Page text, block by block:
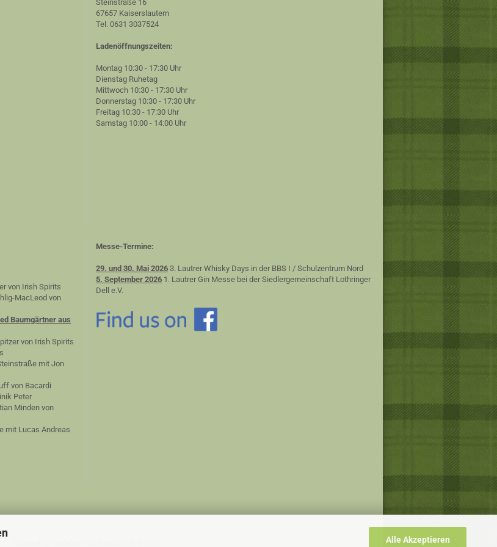
Alle Akzeptieren
Steinstraße 16
67657 Kaiserslautern
Tel. 0631 3037524
Ladenöffnungszeiten:
Montag 10:30 - 17:30 Uhr
Dienstag Ruhetag
Mittwoch 10:30 - 17:30 Uhr
Donnerstag 10:30 - 17:30 Uhr
Freitag 10:30 - 17:30 Uhr
Samstag 10:00 - 14:00 Uhr
von Irish Spirits
MacLeod von
Baumgärtner aus
von Irish Spirits
mit Jon
von Bacardi
Peter
Minden von
mit Lucas Andreas
Messe-Termine:
29. und 30. Mai 2026 3. Lautrer Whisky Days in der BBS I / Schulzentrum Nord
5. September 2026 1. Lautrer Gin Messe bei der Siedlergemeinschaft Lothringer
Dell e.V.